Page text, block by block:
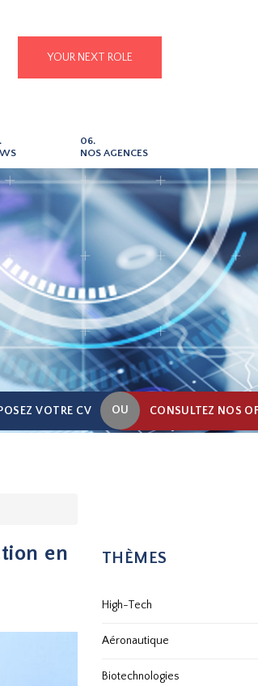
YOUR NEXT ROLE
06.
NOS AGENCES
VOTRE CV OU CONSULTEZ NOS
en
THÈMES
High-Tech
Aéronautique
Biotechnologies